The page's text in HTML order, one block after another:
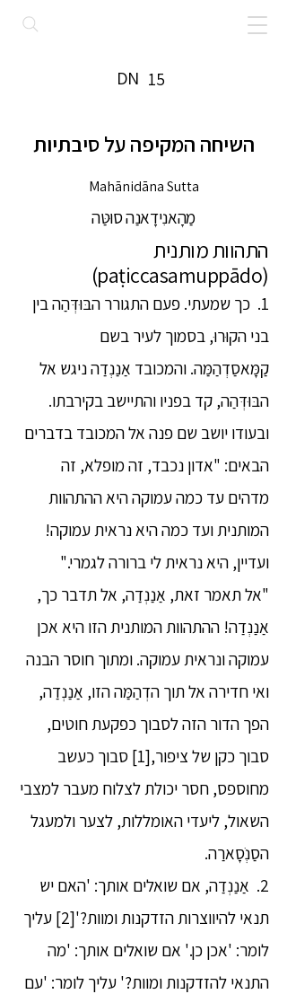
15
DN
השיחה המקיפה על סיבתיות
Mahānidāna Sutta
מַהָאנִידָאנַה סוּטַּה
התהוות מותנית
(paṭiccasamuppādo)
1. כך שמעתי. פעם התגורר הבּוּדְּהַה בין
בני הקוּרוּ, בסמוך לעיר בשם
קַמָּאסַדְהַמַּה. והמכובד אַנַנְדַה ניגש אל
הבּוּדְּהַה, קד בפניו והתיישב בקירבתו.
ובעודו יושב שם פנה אל המכובד בדברים
הבאים: "אדון נכבד, זה מופלא, זה
מדהים עד כמה עמוקה היא ההתהוות
המותנית ועד כמה היא נראית עמוקה!
ועדיין, היא נראית לי ברורה לגמרי."
"אל תאמר זאת, אַנַנְדַה, אל תדבר כך,
אַנַנְדַה! ההתהוות המותנית הזו היא אכן
עמוקה ונראית עמוקה. ומתוך חוסר הבנה
ואי חדירה אל תוך הדְהַמַּה הזו, אַנַנְדַה,
הפך הדור הזה לסבוך כפקעת חוטים,
סבוך כקן של ציפור,[1] סבוך כעשב
מחוספס, חסר יכולת לצלוח מעבר למצבי
השאול, ליעדי האומללות, לצער ולמעגל
הסַנְֹסָארַה.
2. אַנַנְדַה, אם שואלים אותך: 'האם יש
תנאי להיווצרות הזדקנות ומוות?'[2] עליך
לומר: 'אכן כן.' אם שואלים אותך: 'מה
התנאי להזדקנות ומוות?' עליך לומר: 'עם